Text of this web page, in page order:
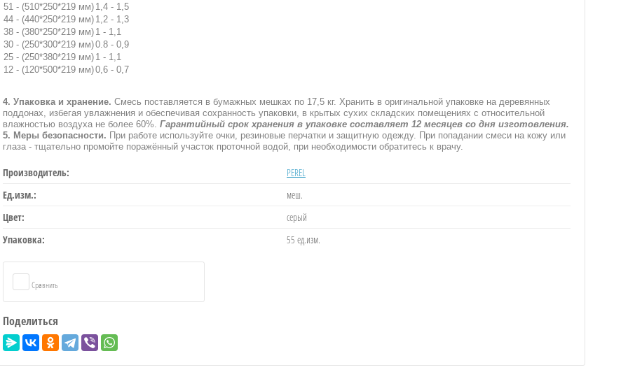
51 - (510*250*219 мм) 1,4 - 1,5
44 - (440*250*219 мм) 1,2 - 1,3
38 - (380*250*219 мм) 1 - 1,1
30 - (250*300*219 мм)0.8 - 0,9
25 - (250*380*219 мм) 1 - 1,1
12 - (120*500*219 мм)0,6 - 0,7
4. Упаковка и хранение. Смесь поставляется в бумажных мешках по 17,5 кг. Хранить в оригинальной упаковке на деревянных
поддонах, избегая увлажнения и обеспечивая сохранность упаковки, в крытых сухих складских помещениях с относительной
влажностью воздуха не более 60%. Гарантийный срок хранения в упаковке составляет 12 месяцев со дня изготовления.
5. Меры безопасности. При работе используйте очки, резиновые перчатки и защитную одежду. При попадании смеси на кожу или
глаза - тщательно промойте поражённый участок проточной водой, при необходимости обратитесь к врачу.
Производитель:
PEREL
Ед.изм.:
меш.
Цвет:
серый
Упаковка:
55 ед.изм.
Сравнить
Поделиться